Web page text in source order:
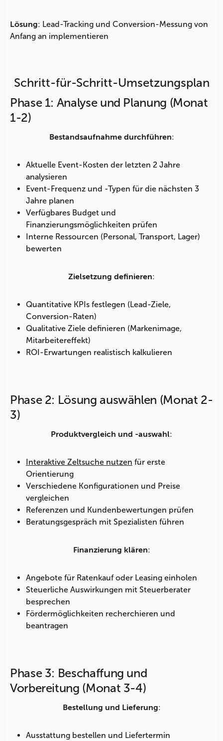
Lösung: Lead-Tracking und Conversion-Messung von
Anfang an implementieren
Schritt-für-Schritt-Umsetzungsplan
Phase 1: Analyse und Planung (Monat
1-2)
Bestandsaufnahme durchführen:
Aktuelle Event-Kosten der letzten 2 Jahre
analysieren
Event-Frequenz und -Typen für die nächsten 3
Jahre planen
Verfügbares Budget und
Finanzierungsmöglichkeiten prüfen
Interne Ressourcen (Personal, Transport, Lager)
bewerten
Zielsetzung definieren:
Quantitative KPIs festlegen (Lead-Ziele,
Conversion-Raten)
Qualitative Ziele definieren (Markenimage,
Mitarbeitereffekt)
ROI-Erwartungen realistisch kalkulieren
Phase 2: Lösung auswählen (Monat 2-
3)
Produktvergleich und -auswahl:
Interaktive Zeltsuche nutzen für erste
Orientierung
Verschiedene Konfigurationen und Preise
vergleichen
Referenzen und Kundenbewertungen prüfen
Beratungsgespräch mit Spezialisten führen
Finanzierung klären:
Angebote für Ratenkauf oder Leasing einholen
Steuerliche Auswirkungen mit Steuerberater
besprechen
Fördermöglichkeiten recherchieren und
beantragen
Phase 3: Beschaffung und
Vorbereitung (Monat 3-4)
Bestellung und Lieferung:
Ausstattung bestellen und Liefertermin